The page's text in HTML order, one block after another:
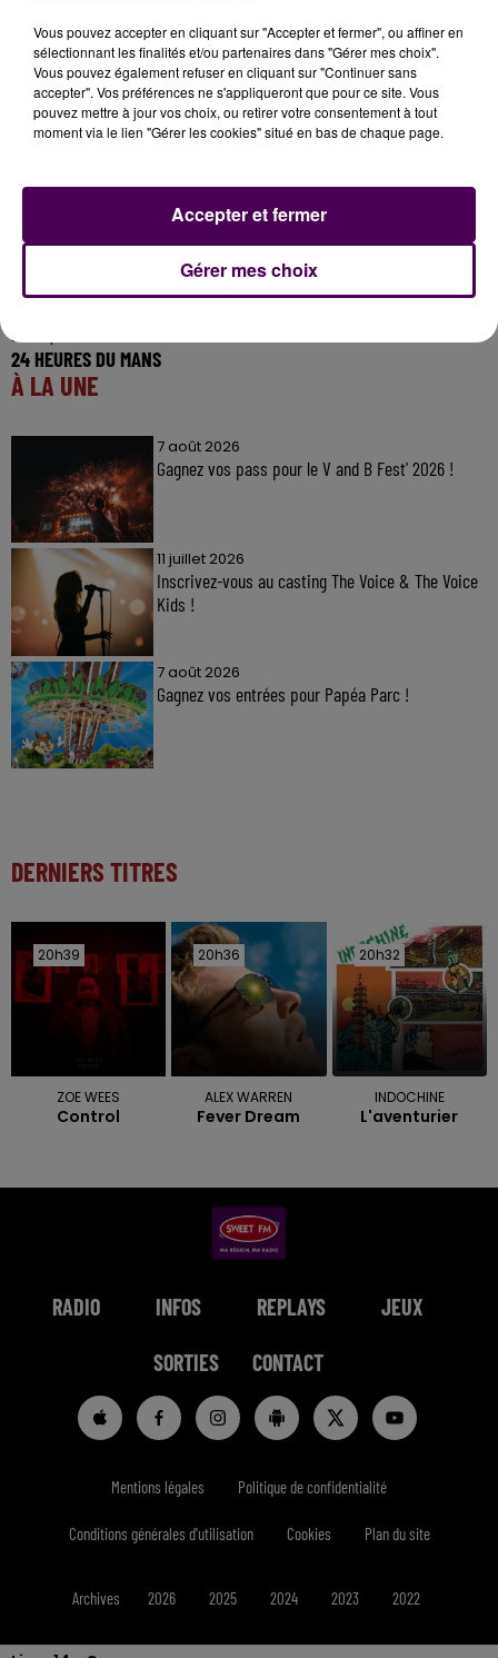
25 septembre 2023
24 HEURES DU MANS
À LA UNE
7 août 2026
Gagnez vos pass pour le V and B Fest' 2026 !
11 juillet 2026
Inscrivez-vous au casting The Voice & The Voice
Kids !
7 août 2026
Gagnez vos entrées pour Papéa Parc !
DERNIERS TITRES
20h39
20h39
ZOE WEES
Control
20h36
20h36
ALEX WARREN
Fever Dream
20h32
20h32
INDOCHINE
L'aventurier
RADIO INFOS REPLAYS JEUX
SORTIES CONTACT
Mentions légales Politique de confidentialité
Conditions générales d'utilisation Cookies Plan du site
Archives 2026 2025 2024 2023 2022
Vous pouvez accepter en cliquant sur "Accepter et fermer", ou affiner en
sélectionnant les finalités et/ou partenaires dans "Gérer mes choix".
Vous pouvez également refuser en cliquant sur "Continuer sans
accepter". Vos préférences ne s'appliqueront que pour ce site. Vous
pouvez mettre à jour vos choix, ou retirer votre consentement à tout
moment via le lien "Gérer les cookies" situé en bas de chaque page.
Gérer mes choix
Accepter et fermer